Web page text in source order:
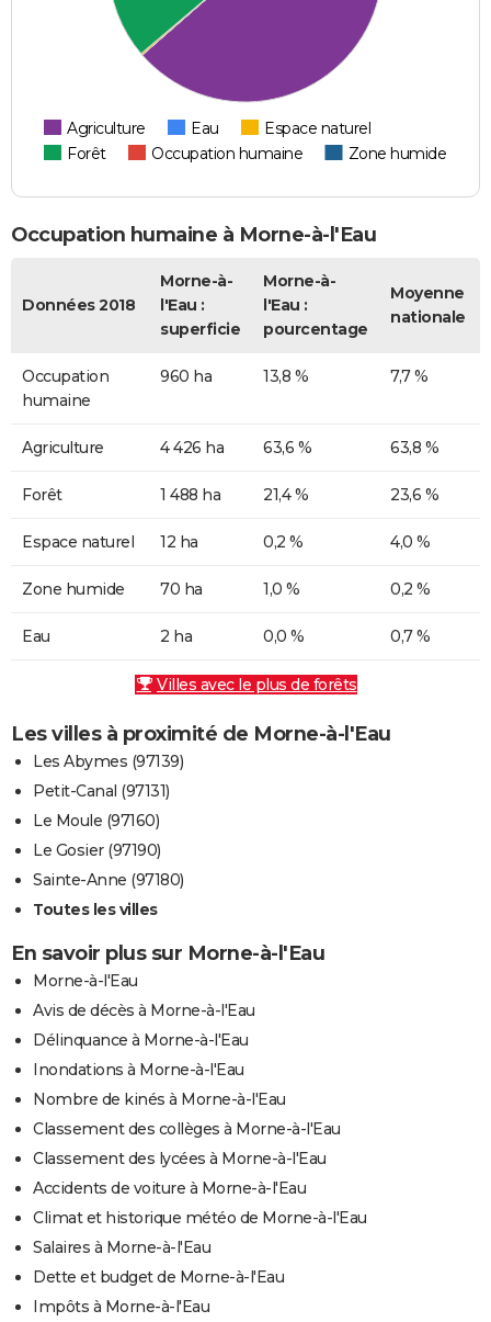
Agriculture Eau
Espace naturel
Forêt
Occupation humaine Zone humide
Occupation humaine à Morne-à-l'Eau
Données 2018
Morne-à-
l'Eau :
superficie
Morne-à-
l'Eau :
pourcentage
Moyenne
nationale
Occupation
humaine
960 ha 13,8 % 7,7 %
Agriculture 4 426 ha 63,6 % 63,8 %
Forêt 1 488 ha 21,4 % 23,6 %
Espace naturel 12 ha 0,2 % 4,0 %
Zone humide 70 ha 1,0 % 0,2 %
Eau 2 ha 0,0 % 0,7 %
Villes avec le plus de forêts
Les villes à proximité de Morne-à-l'Eau
Les Abymes (97139)
Petit-Canal (97131)
Le Moule (97160)
Le Gosier (97190)
Sainte-Anne (97180)
Toutes les villes
En savoir plus sur Morne-à-l'Eau
Morne-à-l'Eau
Avis de décès à Morne-à-l'Eau
Délinquance à Morne-à-l'Eau
Inondations à Morne-à-l'Eau
Nombre de kinés à Morne-à-l'Eau
Classement des collèges à Morne-à-l'Eau
Classement des lycées à Morne-à-l'Eau
Accidents de voiture à Morne-à-l'Eau
Climat et historique météo de Morne-à-l'Eau
Salaires à Morne-à-l'Eau
Dette et budget de Morne-à-l'Eau
Impôts à Morne-à-l'Eau